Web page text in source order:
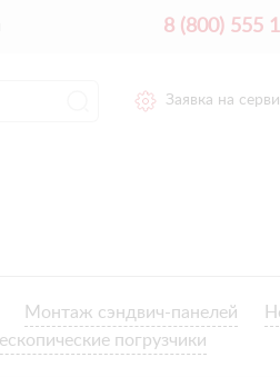
8 (800) 555
Заявка на
Монтаж сэндвич-панелей
погрузчики